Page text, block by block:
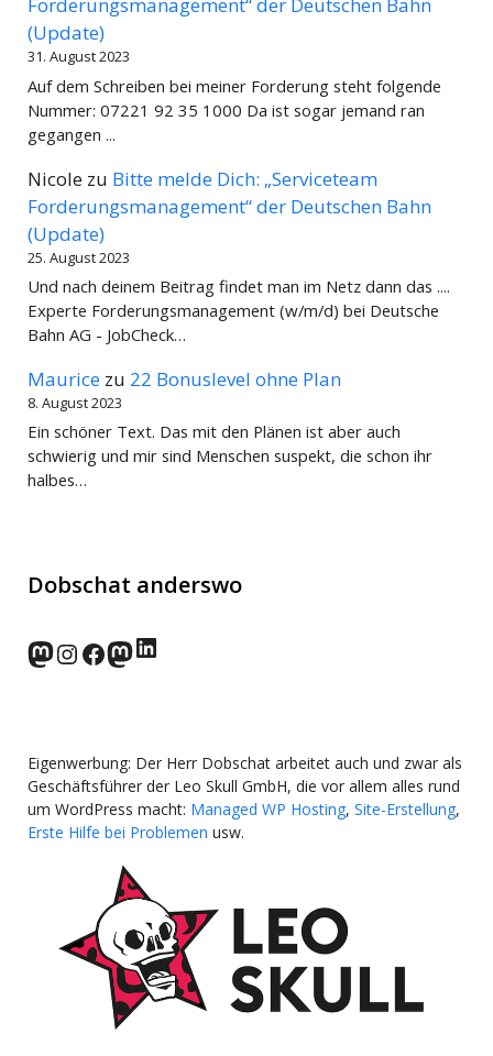
Forderungsmanagement“ der Deutschen Bahn
(Update)
31. August 2023
Auf dem Schreiben bei meiner Forderung steht folgende
Nummer: 07221 92 35 1000 Da ist sogar jemand ran
gegangen ...
Nicole zu Bitte melde Dich: „Serviceteam
Forderungsmanagement“ der Deutschen Bahn
(Update)
25. August 2023
Und nach deinem Beitrag findet man im Netz dann das ....
Experte Forderungsmanagement (w/m/d) bei Deutsche
Bahn AG - JobCheck…
Maurice zu 22 Bonuslevel ohne Plan
8. August 2023
Ein schöner Text. Das mit den Plänen ist aber auch
schwierig und mir sind Menschen suspekt, die schon ihr
halbes…
Dobschat anderswo
norden.social
Instagram
Facebook
wp-punks.social
LinkedIn
Eigenwerbung: Der Herr Dobschat arbeitet auch und zwar als
Geschäftsführer der Leo Skull GmbH, die vor allem alles rund
um WordPress macht: Managed WP Hosting, Site-Erstellung,
Erste Hilfe bei Problemen usw.